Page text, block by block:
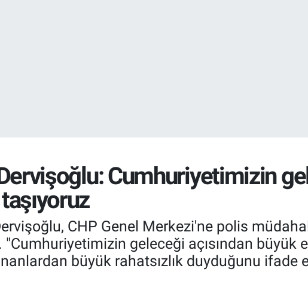
Cumhuriyetimizin
CHP Genel Merkezi'ne polis
geleceği açısından büyük
büyük rahatsızlık duyduğunu ifade